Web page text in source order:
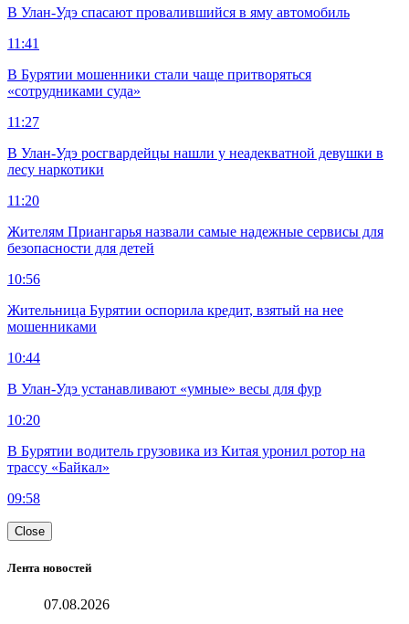
В Улан-Удэ спасают провалившийся в яму автомобиль
11:41
В Бурятии мошенники стали чаще притворяться
«сотрудниками суда»
11:27
В Улан-Удэ росгвардейцы нашли у неадекватной девушки в
лесу наркотики
11:20
Жителям Приангарья назвали самые надежные сервисы для
безопасности для детей
10:56
Жительница Бурятии оспорила кредит, взятый на нее
мошенниками
10:44
В Улан-Удэ устанавливают «умные» весы для фур
10:20
В Бурятии водитель грузовика из Китая уронил ротор на
трассу «Байкал»
09:58
Close
Лента новостей
07.08.2026